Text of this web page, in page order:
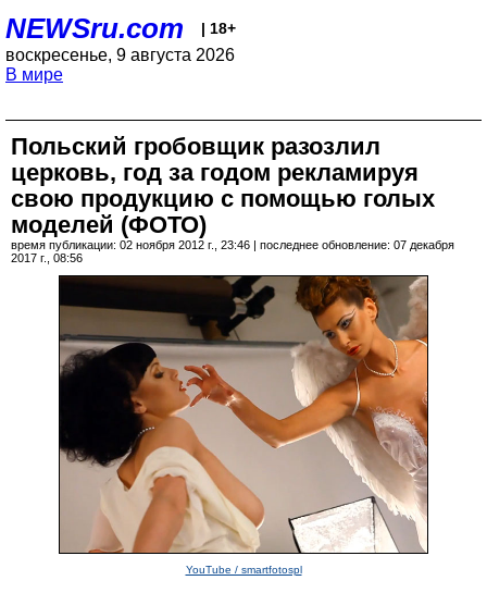
NEWSru.com | 18+
воскресенье, 9 августа 2026
В мире
Польский гробовщик разозлил
церковь, год за годом рекламируя
свою продукцию с помощью голых
моделей (ФОТО)
время публикации: 02 ноября 2012 г., 23:46 | последнее обновление: 07 декабря
2017 г., 08:56
YouTube / smartfotospl